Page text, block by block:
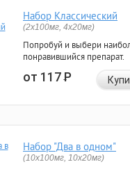
Набор Классический
(2x100мг, 4x20мг)
Попробуй и выбери
понравившийся препарат.
от 117Р
Набор "Два в одном"
(10x100мг, 10x20мг)